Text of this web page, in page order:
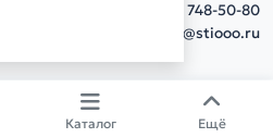
+7(495) 748-50-80
info@stiooo.ru
Каталог Ещё